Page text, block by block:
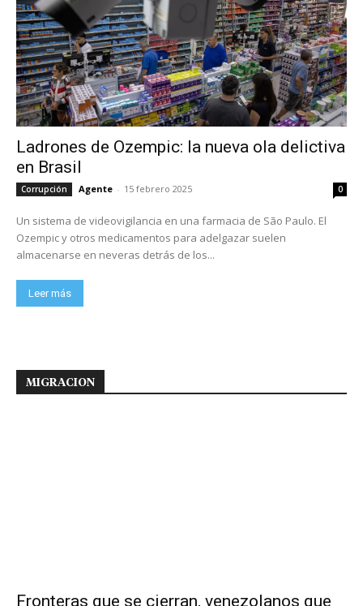
Ladrones de Ozempic: la nueva ola delictiva
en Brasil
Corrupción Agente - 15 febrero 2025 0
Un sistema de videovigilancia en una farmacia de São Paulo. El
Ozempic y otros medicamentos para adelgazar suelen
almacenarse en neveras detrás de los...
Leer más
MIGRACION
Fronteras que se cierran, venezolanos que